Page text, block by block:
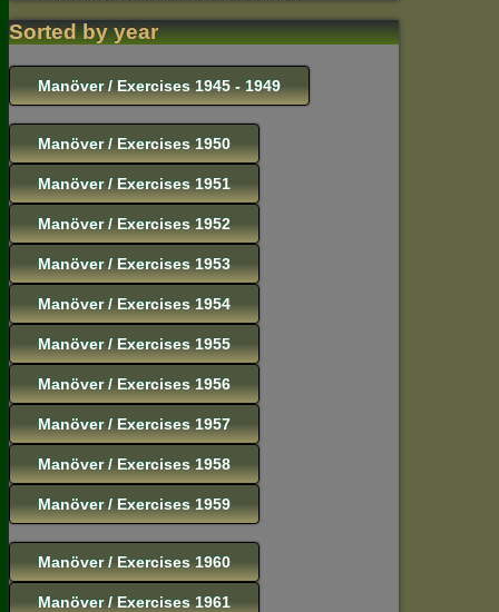
Sorted by year
Manöver / Exercises 1945 - 1949
Manöver / Exercises 1950
Manöver / Exercises 1951
Manöver / Exercises 1952
Manöver / Exercises 1953
Manöver / Exercises 1954
Manöver / Exercises 1955
Manöver / Exercises 1956
Manöver / Exercises 1957
Manöver / Exercises 1958
Manöver / Exercises 1959
Manöver / Exercises 1960
Manöver / Exercises 1961